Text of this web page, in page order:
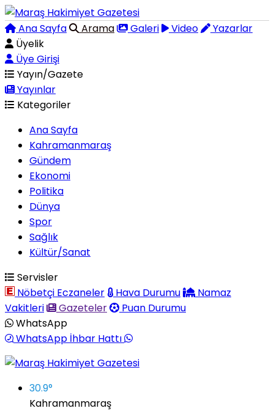
Ana Sayfa Arama Galeri Video
Yazarlar
Üyelik
Üye Girişi
Yayın/Gazete
Yayınlar
Kategoriler
Ana Sayfa
Kahramanmaraş
Gündem
Ekonomi
Politika
Dünya
Spor
Sağlık
Kültür/Sanat
Servisler
Nöbetçi Eczaneler
Hava Durumu
Namaz
Vakitleri
Gazeteler
Puan Durumu
WhatsApp
WhatsApp İhbar Hattı
30.9°
Kahramanmaraş